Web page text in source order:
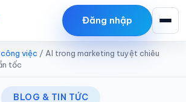
Đăng nhập
việc / AI trong marketing tuyệt chiêu
tốc
BLOG & TIN TỨC